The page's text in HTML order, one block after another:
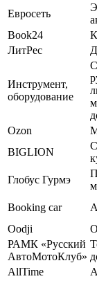
Евросеть
Book24
ЛитРес
Инструмент,
оборудование
Ozon
BIGLION
Глобус Гурмэ
Booking car
Oodji
РАМК «Русский
АвтоМотоКлуб»
AllTime